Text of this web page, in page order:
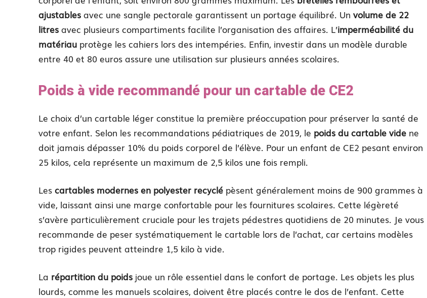
ajustables avec une sangle pectorale garantissent un portage équilibré. Un volume de 22
litres avec plusieurs compartiments facilite l’organisation des affaires. L’imperméabilité du
matériau protège les cahiers lors des intempéries. Enfin, investir dans un modèle durable
entre 40 et 80 euros assure une utilisation sur plusieurs années scolaires.
Poids à vide recommandé pour un cartable de CE2
Le choix d’un cartable léger constitue la première préoccupation pour préserver la santé de
votre enfant. Selon les recommandations pédiatriques de 2019, le poids du cartable vide ne
doit jamais dépasser 10% du poids corporel de l’élève. Pour un enfant de CE2 pesant environ
25 kilos, cela représente un maximum de 2,5 kilos une fois rempli.
Les cartables modernes en polyester recyclé pèsent généralement moins de 900 grammes à
vide, laissant ainsi une marge confortable pour les fournitures scolaires. Cette légèreté
s’avère particulièrement cruciale pour les trajets pédestres quotidiens de 20 minutes. Je vous
recommande de peser systématiquement le cartable lors de l’achat, car certains modèles
trop rigides peuvent atteindre 1,5 kilo à vide.
La répartition du poids joue un rôle essentiel dans le confort de portage. Les objets les plus
lourds, comme les manuels scolaires, doivent être placés contre le dos de l’enfant. Cette